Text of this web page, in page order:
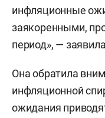
инфляционные
заякоренными,
период», —
Она обратила
инфляционной
ожидания